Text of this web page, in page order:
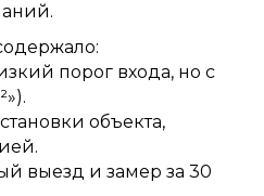
порог входа, но с
объекта,
выезд и замер за 30